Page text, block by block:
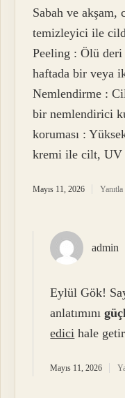
Sabah ve
temizleyici ile
Peeling : Ölü
haftada bir veya
Nemlendirme :
bir nemlendirici
koruması :
kremi ile cilt, UV
Mayıs 11, 2026 Yanıtla
admin
Eylül Gök!
anlatımını
edici hale
Mayıs 11, 2026